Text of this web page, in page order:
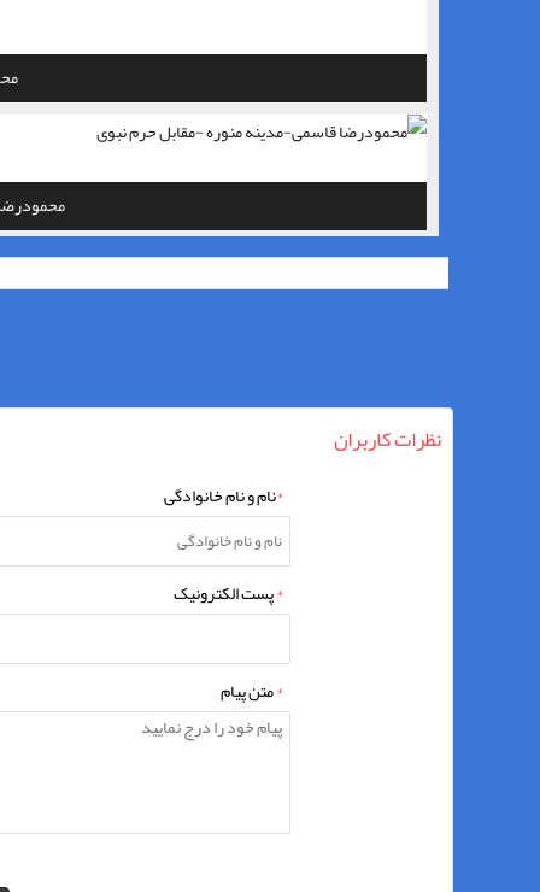
نظرات کاربران
*نام و نام خانوادگی
*پست الکترونیک
*متن پیام